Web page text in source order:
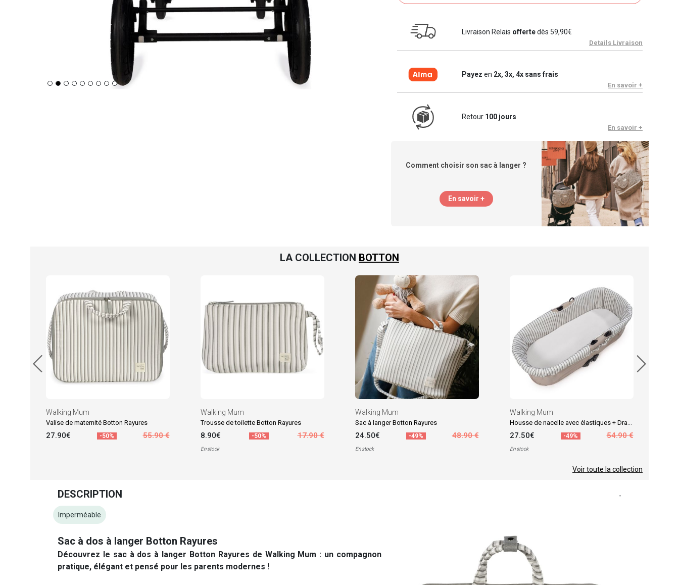
Livraison Relais offertedès 59,90€
Details Livraison
Payez en 2x, 3x, 4x sans frais
En savoir +
Retour 100 jours
En savoir +
Comment choisir son sac à langer ?
En savoir +
LA COLLECTION BOTTON
Walking Mum
Valise de maternité Botton Rayures
27.90€ -50% 55.90 €
Walking Mum
Trousse de toilette Botton Rayures
8.90€ -50% 17.90 €
En stock
Walking Mum
Sac à langer Botton Rayures
24.50€ -49% 48.90 €
En stock
Walking Mum
27.50€ -49% 54.90 €
En stock
Voir toute la collection
DESCRIPTION -
Imperméable
Sac à dos à langer Botton Rayures
Découvrez le sac à dos à langer Botton Rayures de Walking Mum : un compagnon
pratique, élégant et pensé pour les parents modernes !